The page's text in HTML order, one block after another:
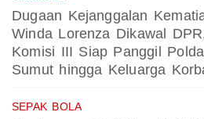
Dugaan Kejanggalan
Winda Lorenza Dikawal
Komisi III Siap Panggil Polda
Sumut hingga Keluarga
SEPAK BOLA